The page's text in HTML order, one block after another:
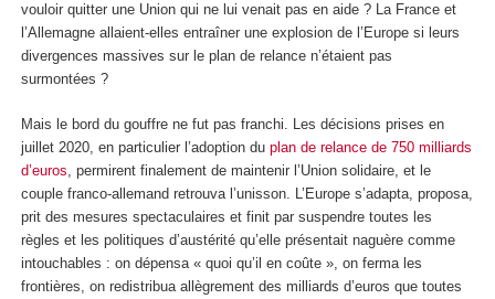
vouloir quitter une Union qui ne lui venait pas en aide ? La France et
l’Allemagne allaient-elles entraîner une explosion de l’Europe si leurs
divergences massives sur le plan de relance n’étaient pas
surmontées ?
Mais le bord du gouffre ne fut pas franchi. Les décisions prises en
juillet 2020, en particulier l’adoption du plan de relance de 750 milliards
d’euros , permirent finalement de maintenir l’Union solidaire, et le
couple franco-allemand retrouva l’unisson. L’Europe s’adapta, proposa,
prit des mesures spectaculaires et finit par suspendre toutes les
règles et les politiques d’austérité qu’elle présentait naguère comme
intouchables : on dépensa « quoi qu’il en coûte », on ferma les
frontières, on redistribua allègrement des milliards d’euros que toutes